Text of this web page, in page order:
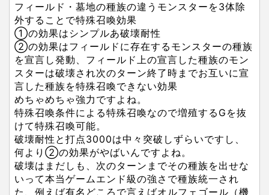
フィールド・墓地の種族の違うモンスターを3体除
外することで特殊召喚効果
①の効果はシンプルあ破壊耐性
②の効果はフィールドに存在するモンスターの種族
を宣言し発動、フィールド上の宣言した種族のモン
スターは破壊され次のターン終了時までお互いに宣
言した種族を特殊召喚できない効果
めちゃめちゃ強力ですよね。
特殊召喚条件による特殊召喚なので増殖するGを抜
けて特殊召喚可能。
破壊耐性と打点3000は中々突破しずらいですし、
何より②の効果がやばいんですよね。
破壊はまだしも、次のターンまでその種族を出せな
いって本当ゲームエンド級の強さで種族統一され
た、例えば有名どころで言えばオルフェゴール（機